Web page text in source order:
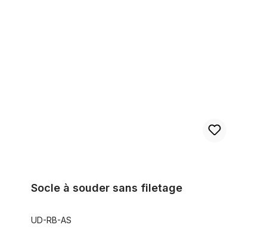
Socle à souder sans filetage
UD-RB-AS